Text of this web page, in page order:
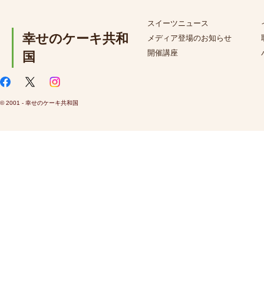
幸せのケーキ共和
国
スイーツニュース
メディア登場のお知らせ
開催講座
© 2001 - 幸せのケーキ共和国